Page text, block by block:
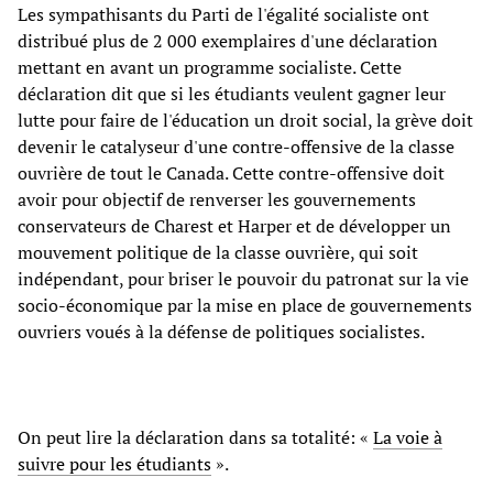
Les sympathisants du Parti de l'égalité socialiste ont
distribué plus de 2 000 exemplaires d'une déclaration
mettant en avant un programme socialiste. Cette
déclaration dit que si les étudiants veulent gagner leur
lutte pour faire de l'éducation un droit social, la grève doit
devenir le catalyseur d'une contre-offensive de la classe
ouvrière de tout le Canada. Cette contre-offensive doit
avoir pour objectif de renverser les gouvernements
conservateurs de Charest et Harper et de développer un
mouvement politique de la classe ouvrière, qui soit
indépendant, pour briser le pouvoir du patronat sur la vie
socio-économique par la mise en place de gouvernements
ouvriers voués à la défense de politiques socialistes.
On peut lire la déclaration dans sa totalité: « La voie à
suivre pour les étudiants ».